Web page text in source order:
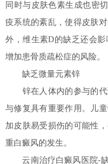
同时与皮肤色素生成也密
疫系统的紊乱，使得皮肤
外，维生素D的缺乏还会
增加患骨质疏松症的风险。
缺乏微量元素锌
锌在人体内的参与的代
与修复具有重要作用。儿
加皮肤易受损伤的可能性
重白癜风的发生。
云南治疗白癜风医院-缺